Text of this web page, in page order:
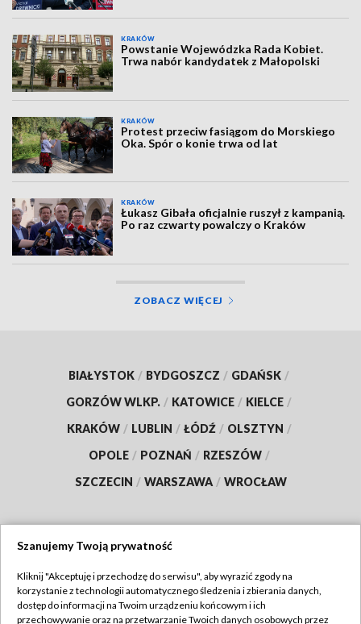
KRAKÓW
Powstanie Wojewódzka Rada Kobiet.
Trwa nabór kandydatek z Małopolski
KRAKÓW
Protest przeciw fasiągom do Morskiego
Oka. Spór o konie trwa od lat
KRAKÓW
Łukasz Gibała oficjalnie ruszył z kampanią.
Po raz czwarty powalczy o Kraków
ZOBACZ WIĘCEJ
BIAŁYSTOK / BYDGOSZCZ / GDAŃSK /
GORZÓW WLKP. / KATOWICE / KIELCE /
KRAKÓW / LUBLIN / ŁÓDŹ / OLSZTYN /
OPOLE / POZNAŃ / RZESZÓW /
SZCZECIN / WARSZAWA / WROCŁAW
TVP
Abonament TVP
Szanujemy Twoją prywatność
Kliknij "Akceptuję i przechodzę do serwisu", aby wyrazić zgody na
korzystanie z technologii automatycznego śledzenia i zbierania danych,
dostęp do informacji na Twoim urządzeniu końcowym i ich
przechowywanie oraz na przetwarzanie Twoich danych osobowych przez